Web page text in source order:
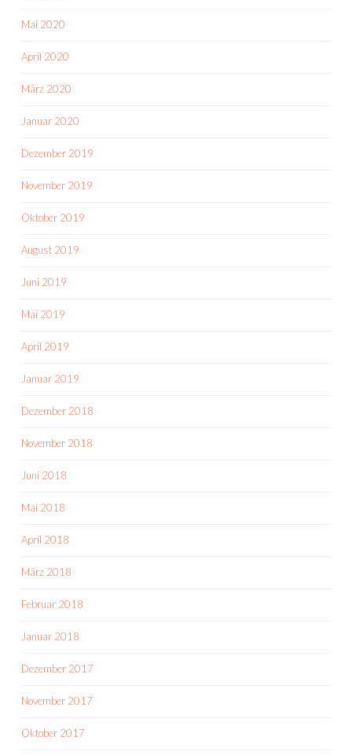
Mai 2020
April 2020
März 2020
Januar 2020
Dezember 2019
November 2019
Oktober 2019
August 2019
Juni 2019
Mai 2019
April 2019
Januar 2019
Dezember 2018
November 2018
Juni 2018
Mai 2018
April 2018
März 2018
Februar 2018
Januar 2018
Dezember 2017
November 2017
Oktober 2017